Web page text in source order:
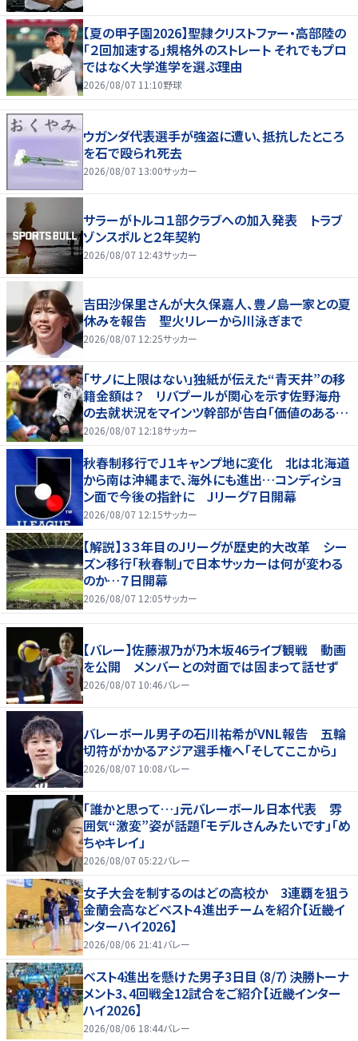
【夏の甲子園2026】聖隷クリストファー・高部陸の
「２回加速する」規格外のストレート それでもプロ
ではなく大学進学を選ぶ理由
2026/08/07 11:10野球
ウガンダ代表選手が強盗に遭い、抵抗したところ
を石で殴られ死去
2026/08/07 13:00サッカー
サラーがトルコ１部クラブへの加入発表 トラブ
ゾンスポルと２年契約
2026/08/07 12:43サッカー
吉田沙保里さんが大久保嘉人、豊ノ島一家との夏
休みを報告 聖火リレーから川泳ぎまで
2026/08/07 12:25サッカー
「サノに上限はない」独紙が伝えた“青天井”の移
籍金額は？ リバプールが関心を示す佐野海舟
の去就状況をマインツ幹部が告白「価値のあるも
のになる」
2026/08/07 12:18サッカー
秋春制移行でＪ１キャンプ地に変化 北は北海道
から南は沖縄まで、海外にも進出…コンディショ
ン面で今後の指針に Jリーグ７日開幕
2026/08/07 12:15サッカー
【解説】３３年目のＪリーグが歴史的大改革 シー
ズン移行「秋春制」で日本サッカーは何が変わる
のか…７日開幕
2026/08/07 12:05サッカー
【バレー】佐藤淑乃が乃木坂46ライブ観戦 動画
を公開 メンバーとの対面では固まって話せず
2026/08/07 10:46バレー
バレーボール男子の石川祐希がVNL報告 五輪
切符がかかるアジア選手権へ「そしてここから」
2026/08/07 10:08バレー
「誰かと思って…」元バレーボール日本代表 雰
囲気“激変”姿が話題「モデルさんみたいです」「め
ちゃキレイ」
2026/08/07 05:22バレー
女子大会を制するのはどの高校か 3連覇を狙う
金蘭会高などベスト４進出チームを紹介【近畿イ
ンターハイ2026】
2026/08/06 21:41 バレー
ベスト4進出を懸けた男子3日目（8/7）決勝トーナ
メント3、4回戦全12試合をご紹介【近畿インター
ハイ2026】
2026/08/06 18:44バレー